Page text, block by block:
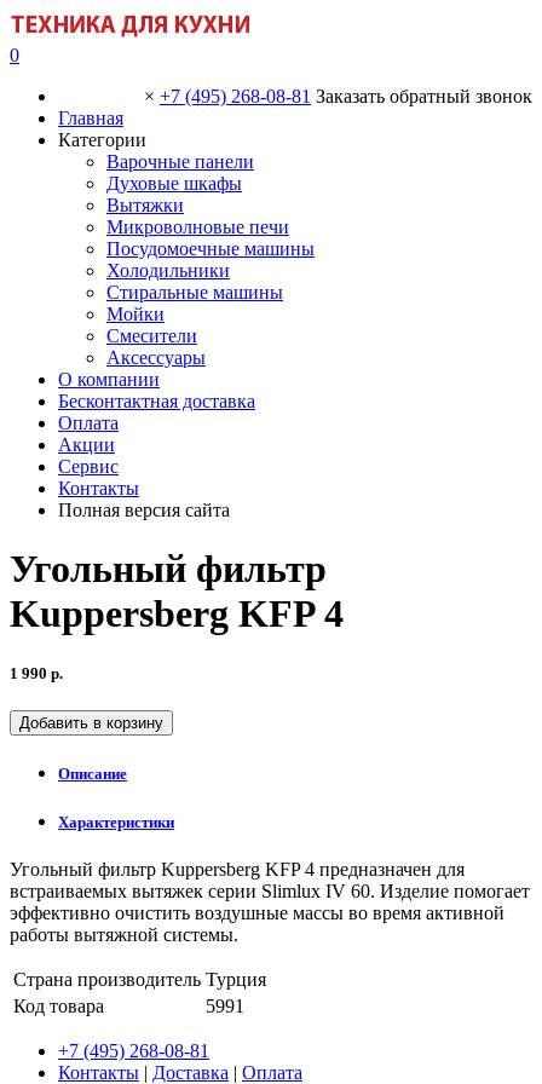
0
× +7 (495) 268-08-81 Заказать обратный звонок
Главная
Категории
Варочные панели
Духовые шкафы
Вытяжки
Микроволновые печи
Посудомоечные машины
Холодильники
Стиральные машины
Мойки
Смесители
Аксессуары
О компании
Бесконтактная доставка
Оплата
Акции
Сервис
Контакты
Полная версия сайта
Угольный фильтр
Kuppersberg KFP 4
1 990 р.
Добавить в корзину
Описание
Характеристики
Угольный фильтр Kuppersberg KFP 4 предназначен для
встраиваемых вытяжек серии Slimlux IV 60. Изделие помогает
эффективно очистить воздушные массы во время активной
работы вытяжной системы.
Страна производитель Турция
Код товара
5991
+7 (495) 268-08-81
Контакты | Доставка | Оплата